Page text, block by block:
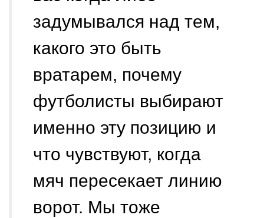
задумывался над тем,
какого это быть
вратарем, почему
футболисты выбирают
именно эту позицию и
что чувствуют, когда
мяч пересекает линию
ворот. Мы тоже